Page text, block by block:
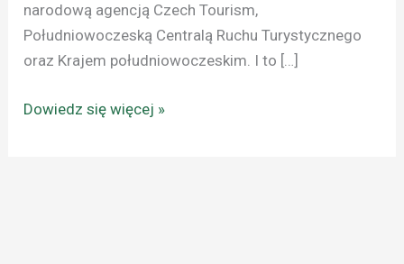
narodową agencją Czech Tourism,
Południowoczeską Centralą Ruchu Turystycznego
oraz Krajem południowoczeskim. I to […]
Dowiedz się więcej »